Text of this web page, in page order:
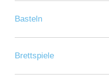
Basteln
Brettspiele